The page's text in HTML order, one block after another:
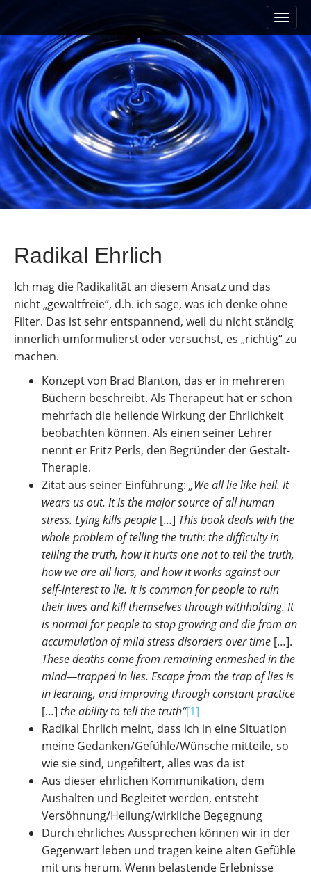
i
n
m
e
i
p
t
o
n
t
e
n
t
Radikal Ehrlich
Ich mag die Radikalität an diesem Ansatz und das
nicht „gewaltfreie“, d.h. ich sage, was ich denke ohne
Filter. Das ist sehr entspannend, weil du nicht ständig
innerlich umformulierst oder versuchst, es „richtig“ zu
machen.
Konzept von Brad Blanton, das er in mehreren
Büchern beschreibt. Als Therapeut hat er schon
mehrfach die heilende Wirkung der Ehrlichkeit
beobachten können. Als einen seiner Lehrer
nennt er Fritz Perls, den Begründer der Gestalt-
Therapie.
Zitat aus seiner Einführung: „We all lie like hell. It
wears us out. It is the major source of all human
stress. Lying kills people […] This book deals with the
whole problem of telling the truth: the difficulty in
telling the truth, how it hurts one not to tell the truth,
how we are all liars, and how it works against our
self-interest to lie. It is common for people to ruin
their lives and kill themselves through withholding. It
is normal for people to stop growing and die from an
accumulation of mild stress disorders over time […].
These deaths come from remaining enmeshed in the
mind—trapped in lies. Escape from the trap of lies is
in learning, and improving through constant practice
[…] the ability to tell the truth“[1]
Radikal Ehrlich meint, dass ich in eine Situation
meine Gedanken/Gefühle/Wünsche mitteile, so
wie sie sind, ungefiltert, alles was da ist
Aus dieser ehrlichen Kommunikation, dem
Aushalten und Begleitet werden, entsteht
Versöhnung/Heilung/wirkliche Begegnung
Durch ehrliches Aussprechen können wir in der
Gegenwart leben und tragen keine alten Gefühle
mit uns herum. Wenn belastende Erlebnisse